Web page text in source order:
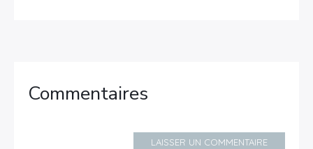
Commentaires
LAISSER UN COMMENTAIRE